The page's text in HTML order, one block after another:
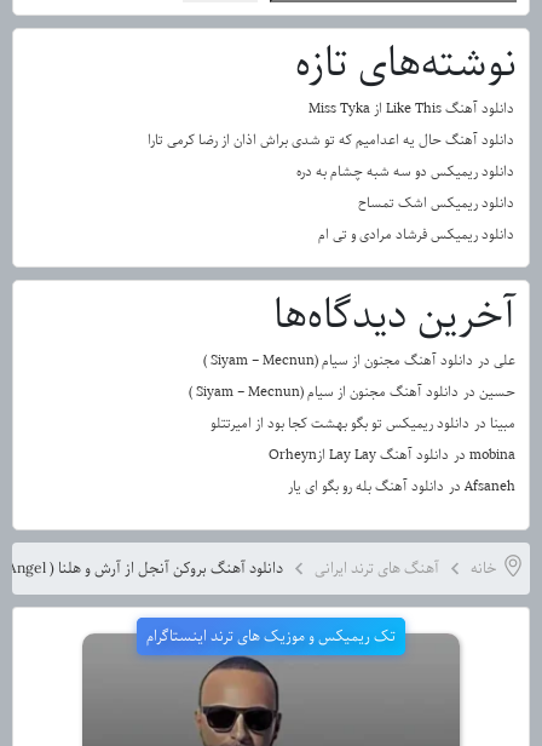
نوشته‌های تازه
دانلود آهنگ Like This از Miss Tyka
دانلود آهنگ حال یه اعدامیم که تو شدی براش اذان از رضا کرمی تارا
دانلود ریمیکس دو سه شبه چشام به دره
دانلود ریمیکس اشک تمساح
دانلود ریمیکس فرشاد مرادی و تی ام
آخرین دیدگاه‌ها
علی در دانلود آهنگ مجنون از سیام (Siyam – Mecnun )
حسین در دانلود آهنگ مجنون از سیام (Siyam – Mecnun )
مبینا در دانلود ریمیکس تو بگو بهشت کجا بود از امیرتتلو
mobina در دانلود آهنگ Lay Lay ازOrheyn
Afsaneh در دانلود آهنگ بله رو بگو ای یار
خانه آهنگ های ترند ایرانی دانلود آهنگ بروکن آنجل از آرش و هلنا ( Broken Angel)
تک ریمیکس و موزیک های ترند اینستاگرام